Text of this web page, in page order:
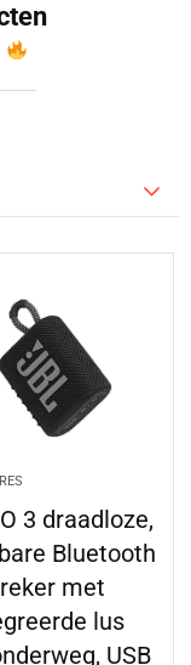
3 draadloze,
Bluetooth
met
lus
USB